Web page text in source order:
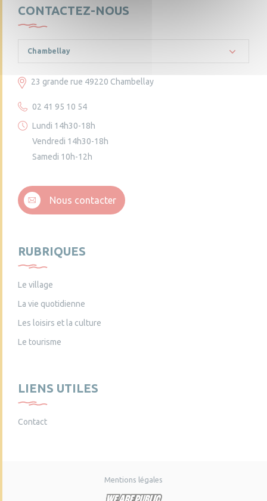
CONTACTEZ-NOUS
Chambellay
23 grande rue 49220 Chambellay
02 41 95 10 54
Lundi 14h30-18h
Vendredi 14h30-18h
Samedi 10h-12h
Nous contacter
RUBRIQUES
Le village
La vie quotidienne
Les loisirs et la culture
Le tourisme
LIENS UTILES
Contact
Mentions légales